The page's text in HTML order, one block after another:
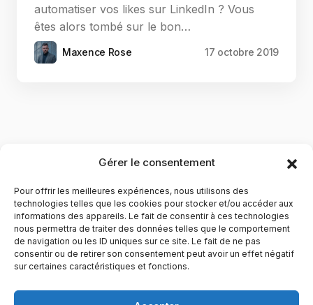
Gérer le consentement
Pour offrir les meilleures expériences, nous utilisons des
technologies telles que les cookies pour stocker et/ou accéder aux
informations des appareils. Le fait de consentir à ces technologies
nous permettra de traiter des données telles que le comportement
de navigation ou les ID uniques sur ce site. Le fait de ne pas
consentir ou de retirer son consentement peut avoir un effet négatif
sur certaines caractéristiques et fonctions.
automatiser vos likes sur LinkedIn ? Vous
êtes alors tombé sur le bon…
Maxence Rose 17 octobre 2019
YubiGeek est un média français dédié aux nouvelles
technologies, à la culture geek et au numérique. Fondé par